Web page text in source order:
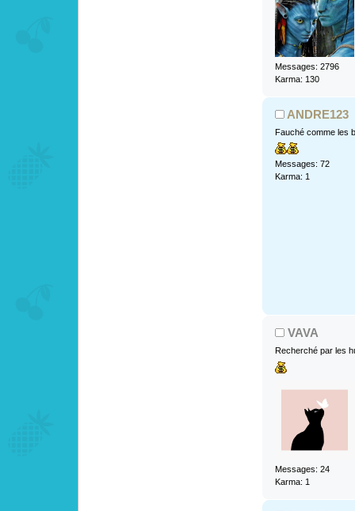
Messages: 2796
Karma: 130
ANDRE123
Fauché comme les
Messages: 72
Karma: 1
VAVA
Recherché par les
Messages: 24
Karma: 1